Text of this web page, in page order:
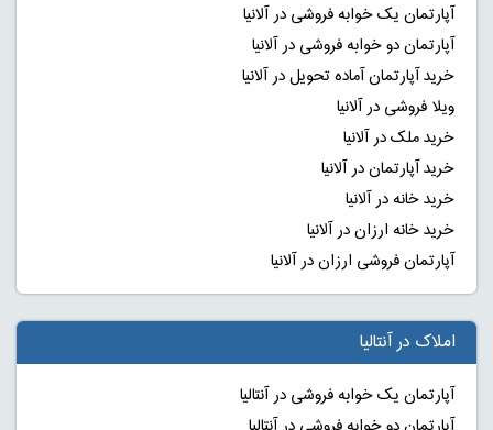
آپارتمان یک خوابه فروشی در آلانیا
آپارتمان دو خوابه فروشی در آلانیا
خرید آپارتمان آماده تحویل در آلانیا
ویلا فروشی در آلانیا
خرید ملک در آلانیا
خرید آپارتمان در آلانیا
خرید خانه در آلانیا
خرید خانه ارزان در آلانیا
آپارتمان فروشی ارزان در آلانیا
املاک در آنتالیا
آپارتمان یک خوابه فروشی در آنتالیا